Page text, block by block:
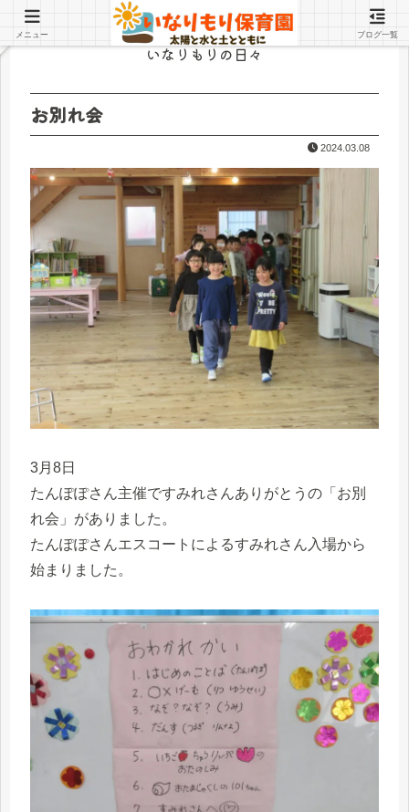
いなりもりの日々
お別れ会
2024.03.08
3月8日
たんぽぽさん主催ですみれさんありがとうの「お別
れ会」がありました。
たんぽぽさんエスコートによるすみれさん入場から
始まりました。
メニュー ブログ一覧